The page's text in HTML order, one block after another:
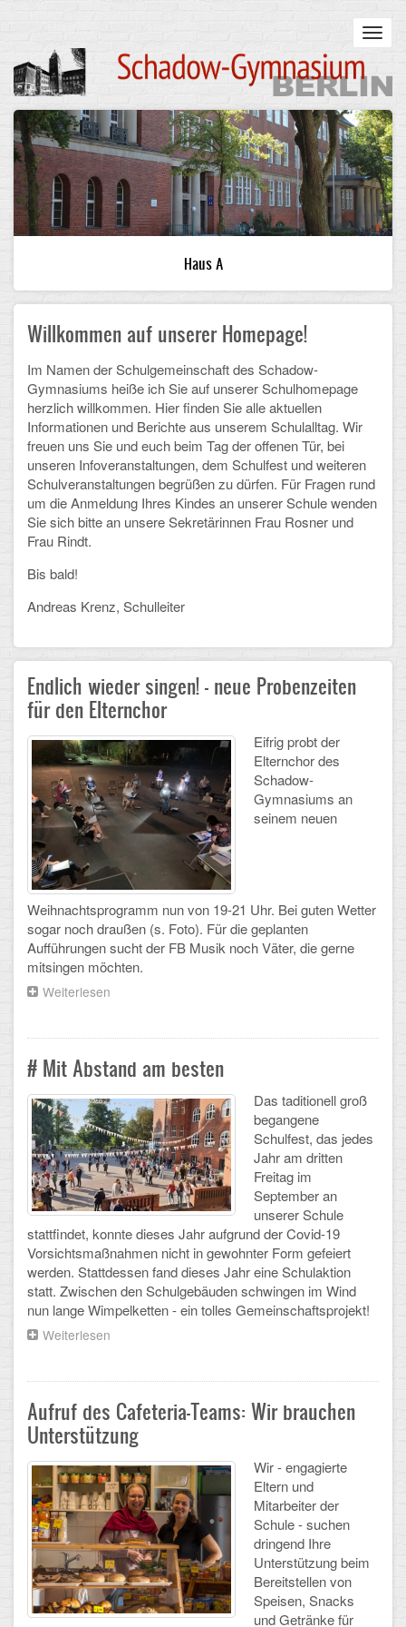
content
Main
navigation
STARTSEITE
UNSERE SCHULE
Infos zum Schulalltag
Campus
Sanierung
Schulpartnerschaft
Historisches
Schulalbum
SCHULLEBEN
Kollegium
Schulleitung
Schülervertretung
Sekretariat
Ganztagsschule
Schulsozialarbeit
Berufsorientierung
Arbeitsgemeinschaften
Klima-Projekt
Elternchor
Förderverein
Ehemalige
FÄCHER
Deutsch und Fremdsprachen
Ethik, Philosophie und Religion
Gesellschaftswissenschaften
Mathematik, Informatik und Naturwissenschaften
Musische Fächer
Sport
ORGANISATION
Abitur
Freistellung/Entschuldigung
Kurswahl 10. Kl.
Umwahl 11. Kl.
mPA
Wahlfächer
TERMINE
Haus A
Willkommen auf unserer Homepage!
Im Namen der Schulgemeinschaft des Schadow-
Gymnasiums heiße ich Sie auf unserer Schulhomepage
herzlich willkommen. Hier finden Sie alle aktuellen
Informationen und Berichte aus unserem Schulalltag. Wir
freuen uns Sie und euch beim Tag der offenen Tür, bei
unseren Infoveranstaltungen, dem Schulfest und weiteren
Schulveranstaltungen begrüßen zu dürfen. Für Fragen rund
um die Anmeldung Ihres Kindes an unserer Schule wenden
Sie sich bitte an unsere Sekretärinnen Frau Rosner und
Frau Rindt.
Bis bald!
Andreas Krenz, Schulleiter
Endlich wieder singen! - neue Probenzeiten
für den Elternchor
Eifrig probt der
Elternchor des
Schadow-
Gymnasiums an
seinem neuen
Weihnachtsprogramm nun von 19-21 Uhr. Bei guten Wetter
sogar noch draußen (s. Foto). Für die geplanten
Aufführungen sucht der FB Musik noch Väter, die gerne
mitsingen möchten.
Weiterlesen
singen!
-
neue
Probenzeiten
für
den
Elternchor
# Mit Abstand am besten
Das taditionell groß
begangene
Schulfest, das jedes
Jahr am dritten
Freitag im
September an
unserer Schule
stattfindet, konnte dieses Jahr aufgrund der Covid-19
Vorsichtsmaßnahmen nicht in gewohnter Form gefeiert
werden. Stattdessen fand dieses Jahr eine Schulaktion
statt. Zwischen den Schulgebäuden schwingen im Wind
nun lange Wimpelketten - ein tolles Gemeinschaftsprojekt!
Weiterlesen
Abstand
am
besten
Aufruf des Cafeteria-Teams: Wir brauchen
Unterstützung
Wir - engagierte
Eltern und
Mitarbeiter der
Schule - suchen
dringend Ihre
Unterstützung beim
Bereitstellen von
Speisen, Snacks
und Getränke für